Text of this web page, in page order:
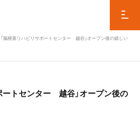
「脳梗塞リハビリサポートセンター 越谷」オープン後の嬉しい
ートセンター 越谷」オープン後の